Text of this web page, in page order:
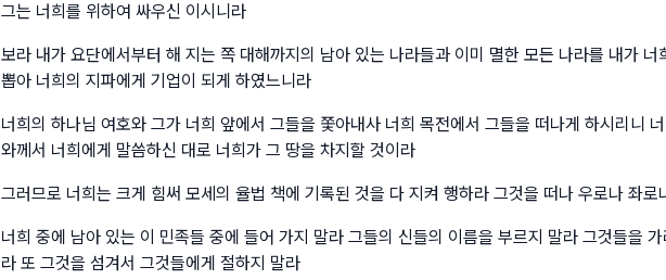
그는 너희를 위하여 싸우신 이시니라
보라 내가 요단에서부터 해 지는 쪽 대해까지의 남아 있는 나라들과 이미 멸한 모든 나라를 내가 너
뽑아 너희의 지파에게 기업이 되게 하였느니라
너희의 하나님 여호와 그가 너희 앞에서 그들을 쫓아내사 너희 목전에서 그들을 떠나게 하시리니
와께서 너희에게 말씀하신 대로 너희가 그 땅을 차지할 것이라
그러므로 너희는 크게 힘써 모세의 율법 책에 기록된 것을 다 지켜 행하라 그것을 떠나 우로나 좌로
너희 중에 남아 있는 이 민족들 중에 들어 가지 말라 그들의 신들의 이름을 부르지 말라 그것들을
라 또 그것을 섬겨서 그것들에게 절하지 말라